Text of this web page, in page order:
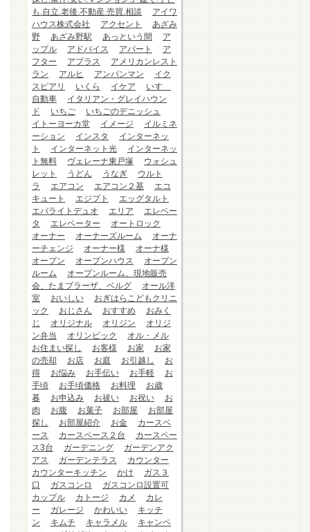
も.自立.老後.不動産.売買.相談
アイワ
ハウス株式会社
アクセント
あざみ
野
あざみ野駅 あっという間
ア
ップル
アドバイス アパート
ア
フター
アプラス
アメリカンレスト
ラン
アルヒ アンパンマン
イク
スピアリ
いくら イケア
いすゞ
自動車
イタリアン・グレイハウン
ド
いちご
いちごのデニッシュ
イトーヨーカ堂
イメージ
イルミネ
ーション
インスタ
インターネッ
ト
インターネット光
インターネッ
ト無料
ヴェレーナ東戸塚
ウォシュ
レット
うどん うなぎ
ウルト
ラ
エアコン エアコン２基
エコ
キュート
エジプト
エッグタルト
エバライトデュオ
エリア
エレベー
タ
エレベーター
オートロック
オーナー
オーナーズルーム
オーナ
ーチェンジ
オーナー様
オーナ様
オープン
オープンハウス
オープン
ルーム
オープンルーム、現地販売
会、たまプラーザ、ベルグ
オール洋
室
おいしい
おぎはらこどもクリニ
ック
おじさん おすすめ
おみく
じ
オリジナル オリジン
オリジ
ン弁当
オリンピック
オル・メル
お住まい探し
お客様 お家
お家
の売却
お店 お庭 お引越し
お
得
お悩み お手伝い お手軽
お
手頃
お手頃価格 お料理
お歳
暮
お申込み お祓い お祝い
お
肉
お腹 お菓子 お部屋
お部屋
探し
お部屋紹介 お金
カースペ
ース
カースペース２台
カースペー
ス3台
ガーデニング
ガーデンアク
アス
ガーデンテラス
カウンター
カウンターキッチン
かけ
ガス３
口
ガスコンロ
ガスコンロ設置可
カップル
カトージ カメ
カレ
ー
ガレージ かわいい
キッチ
ン
キムチ キャラメル
キャンペ